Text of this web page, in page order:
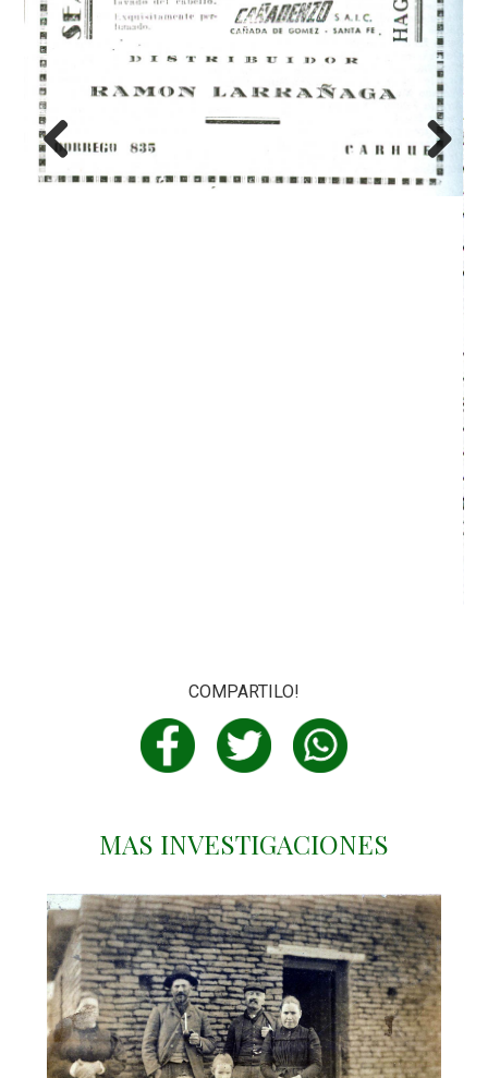
Previous Next
COMPARTILO!
MAS INVESTIGACIONES